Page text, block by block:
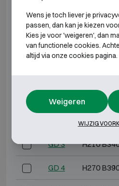
GK 6 H420
GK 6L H420
GK 7L H480
H210
GD 3 H210
GD 4 H270
Wens je toch liever je
passen, dan kan je kiezen
Kies je voor 'weigeren', dan
van functionele cookies.
altijd via onze cookies pagina.
Weigeren
WIJZIG